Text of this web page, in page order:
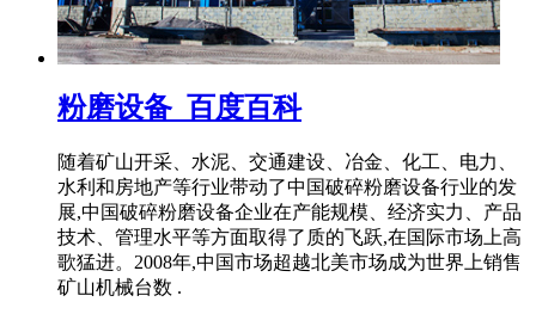
粉磨设备_百度百科
随着矿山开采、水泥、交通建设、冶金、化工、电力、
水利和房地产等行业带动了中国破碎粉磨设备行业的发
展,中国破碎粉磨设备企业在产能规模、经济实力、产品
技术、管理水平等方面取得了质的飞跃,在国际市场上高
歌猛进。2008年,中国市场超越北美市场成为世界上销售
矿山机械台数 .